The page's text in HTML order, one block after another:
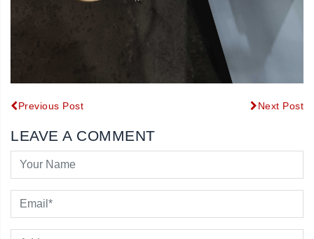
Previous Post Next Post
LEAVE A COMMENT